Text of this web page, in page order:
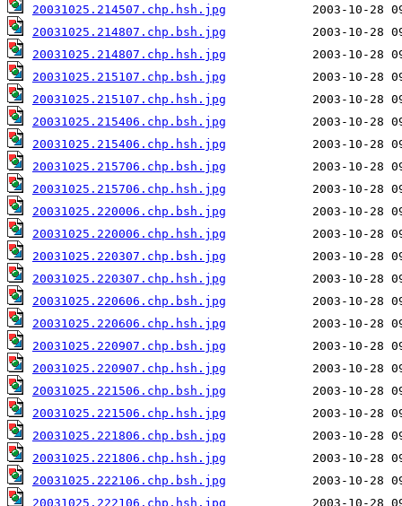
20031025.214507.chp.hsh.jpg
20031025.214807.chp.bsh.jpg
20031025.214807.chp.hsh.jpg
20031025.215107.chp.bsh.jpg
20031025.215107.chp.hsh.jpg
20031025.215406.chp.bsh.jpg
20031025.215406.chp.hsh.jpg
20031025.215706.chp.bsh.jpg
20031025.215706.chp.hsh.jpg
20031025.220006.chp.bsh.jpg
20031025.220006.chp.hsh.jpg
20031025.220307.chp.bsh.jpg
20031025.220307.chp.hsh.jpg
20031025.220606.chp.bsh.jpg
20031025.220606.chp.hsh.jpg
20031025.220907.chp.bsh.jpg
20031025.220907.chp.hsh.jpg
20031025.221506.chp.bsh.jpg
20031025.221506.chp.hsh.jpg
20031025.221806.chp.bsh.jpg
20031025.221806.chp.hsh.jpg
20031025.222106.chp.bsh.jpg
20031025.222106.chp.hsh.jpg